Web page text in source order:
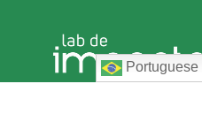
O Lab de Impacto é a
Portuguese